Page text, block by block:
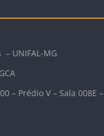
UNIFAL-MG
– Prédio V – Sala 008E –